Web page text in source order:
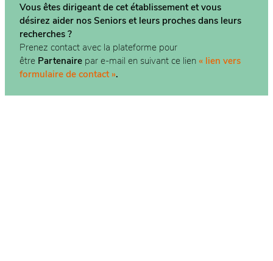
Vous êtes dirigeant de cet établissement et vous
désirez aider nos Seniors et leurs proches dans leurs
recherches ?
Prenez contact avec la plateforme pour
être Partenaire par e-mail en suivant ce lien « lien vers
formulaire de contact ».